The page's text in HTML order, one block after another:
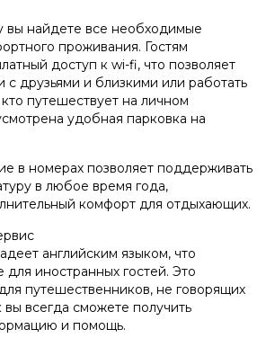
вы найдете все необходимые
проживания. Гостям
доступ к wi-fi, что позволяет
с друзьями и близкими или работать
путешествует на личном
удобная парковка на
в номерах позволяет поддерживать
в любое время года,
комфорт для отдыхающих.
английским языком, что
иностранных гостей. Это
путешественников, не говорящих
вы всегда сможете получить
и помощь.